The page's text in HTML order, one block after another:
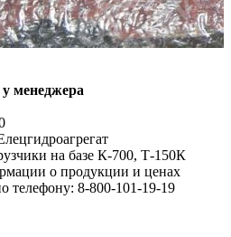
менеджера
на базе К-700, Т-150К
о продукции и ценах
телефону: 8-800-101-19-19